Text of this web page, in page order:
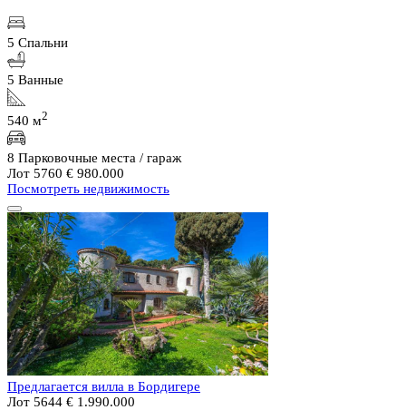
5 Спальни
5 Ванные
540 м2
8 Парковочные места / гараж
Лот 5760 € 980.000
Посмотреть недвижимость
Предлагается вилла в Бордигере
Лот 5644 € 1.990.000